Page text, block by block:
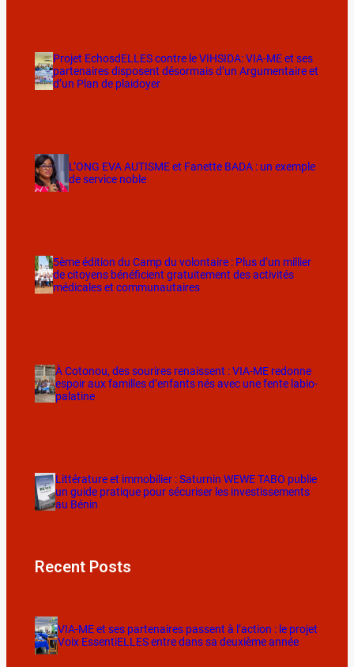
Projet EchosdELLES contre le VIHSIDA: VIA-ME et ses
partenaires disposent désormais d’un Argumentaire et
d’un Plan de plaidoyer
L’ONG EVA AUTISME et Fanette BADA : un exemple
de service noble
5ème édition du Camp du volontaire : Plus d’un millier
de citoyens bénéficient gratuitement des activités
médicales et communautaires
À Cotonou, des sourires renaissent : VIA-ME redonne
espoir aux familles d’enfants nés avec une fente labio-
palatine
Littérature et immobilier : Saturnin WEWE TABO publie
un guide pratique pour sécuriser les investissements
au Bénin
Recent Posts
VIA-ME et ses partenaires passent à l’action : le projet
Voix EssentiELLES entre dans sa deuxième année